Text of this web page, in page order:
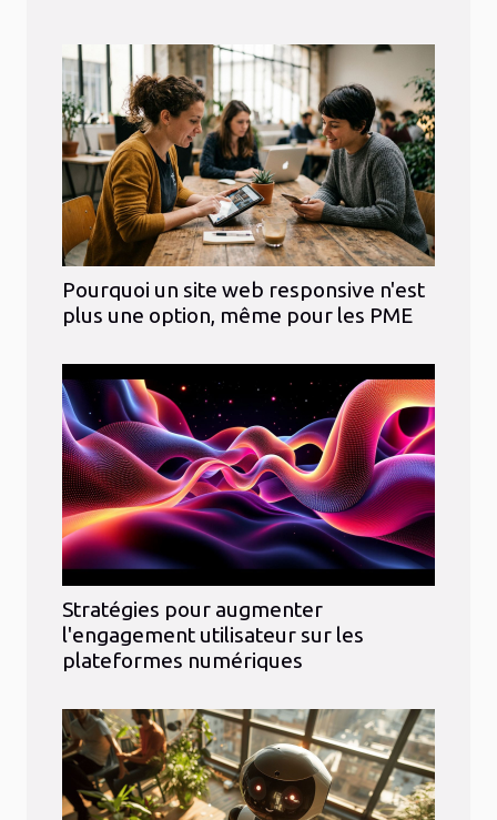
Pourquoi un site web responsive n'est
plus une option, même pour les PME
Stratégies pour augmenter
l'engagement utilisateur sur les
plateformes numériques